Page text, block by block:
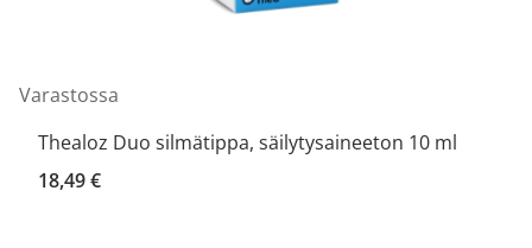
Varastossa
Thealoz Duo silmätippa, säilytysaineeton 10 ml
18,49 €